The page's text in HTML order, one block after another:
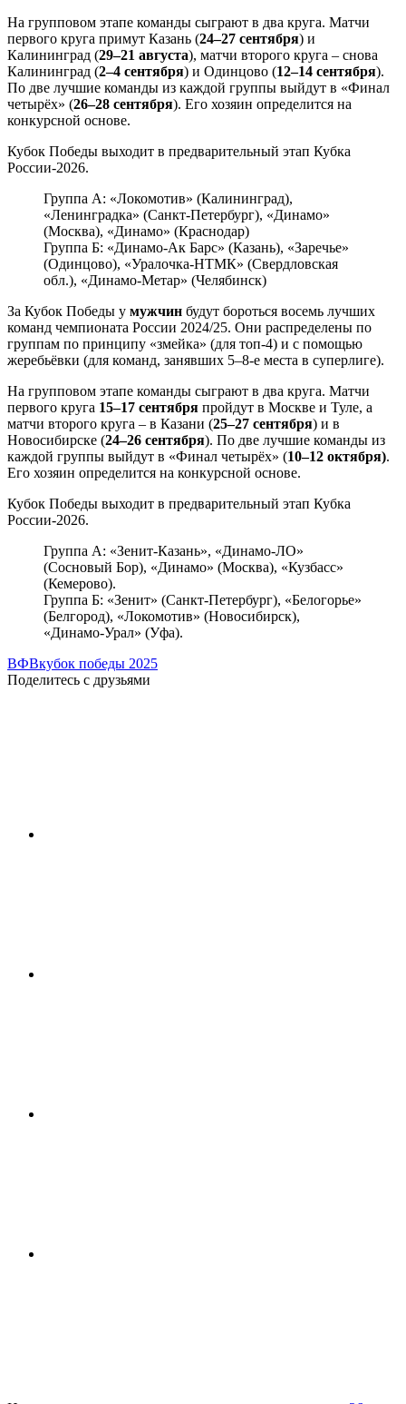
На групповом этапе команды сыграют в два круга. Матчи
первого круга примут Казань (24–27 сентября) и
Калининград (29–21 августа), матчи второго круга – снова
Калининград (2–4 сентября) и Одинцово (12–14 сентября).
По две лучшие команды из каждой группы выйдут в «Финал
четырёх» (26–28 сентября). Его хозяин определится на
конкурсной основе.
Кубок Победы выходит в предварительный этап Кубка
России-2026.
Группа А: «Локомотив» (Калининград),
«Ленинградка» (Санкт-Петербург), «Динамо»
(Москва), «Динамо» (Краснодар)
Группа Б: «Динамо-Ак Барс» (Казань), «Заречье»
(Одинцово), «Уралочка-НТМК» (Свердловская
обл.), «Динамо-Метар» (Челябинск)
За Кубок Победы у мужчин будут бороться восемь лучших
команд чемпионата России 2024/25. Они распределены по
группам по принципу «змейка» (для топ-4) и с помощью
жеребьёвки (для команд, занявших 5–8-е места в суперлиге).
На групповом этапе команды сыграют в два круга. Матчи
первого круга 15–17 сентября пройдут в Москве и Туле, а
матчи второго круга – в Казани (25–27 сентября) и в
Новосибирске (24–26 сентября). По две лучшие команды из
каждой группы выйдут в «Финал четырёх» (10–12 октября).
Его хозяин определится на конкурсной основе.
Кубок Победы выходит в предварительный этап Кубка
России-2026.
Группа А: «Зенит-Казань», «Динамо-ЛО»
(Сосновый Бор), «Динамо» (Москва), «Кузбасс»
(Кемерово).
Группа Б: «Зенит» (Санкт-Петербург), «Белогорье»
(Белгород), «Локомотив» (Новосибирск),
«Динамо-Урал» (Уфа).
ВФВкубок победы 2025
Поделитесь с друзьями